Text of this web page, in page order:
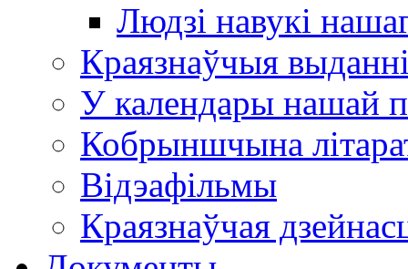
Людзі навукі
Краязнаўчыя
У календары нашай
Кобрыншчына
Відэафільмы
Краязнаўчая